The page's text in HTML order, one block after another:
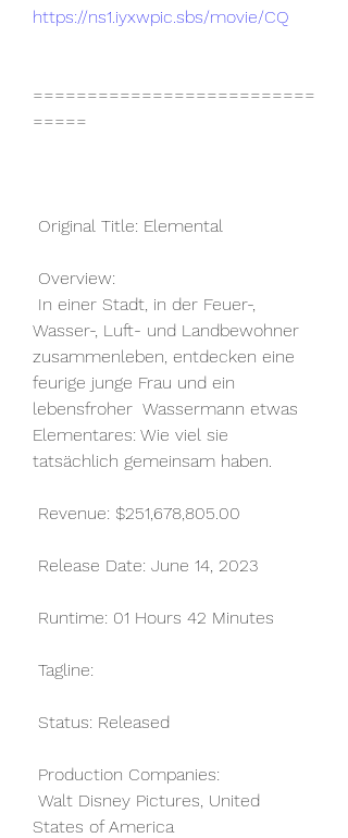
https://ns1.iyxwpic.sbs/movie/CQ
==========================
=====
Original Title: Elemental
Overview:
Wasser-, Luft- und Landbewohner
zusammenleben, entdecken eine
feurige junge Frau und ein
lebensfroher  Wassermann etwas
Elementares: Wie viel sie
tatsächlich gemeinsam haben.
Revenue: $251,678,805.00
Release Date: June 14, 2023
Runtime: 01 Hours 42 Minutes
Tagline:
Status: Released
Production Companies:
States of America